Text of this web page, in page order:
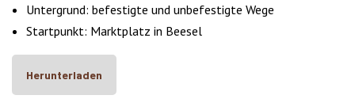
Untergrund: befestigte und unbefestigte Wege
Startpunkt: Marktplatz in Beesel
Herunterladen